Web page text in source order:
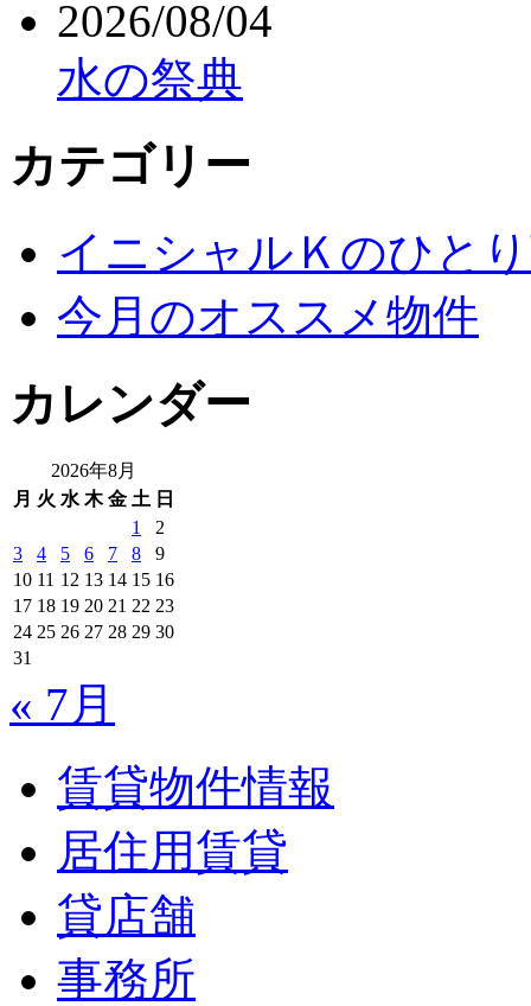
2026/08/04
水の祭典
カテゴリー
イニシャルＫのひと
今月のオススメ物件
カレンダー
2026年8月
月 火 水 木 金 土 日
1
2
3
4 5 6 7 8
9
10 11 12 13 14 15 16
17 18 19 20 21 22 23
24 25 26 27 28 29 30
31
« 7月
賃貸物件情報
居住用賃貸
貸店舗
事務所